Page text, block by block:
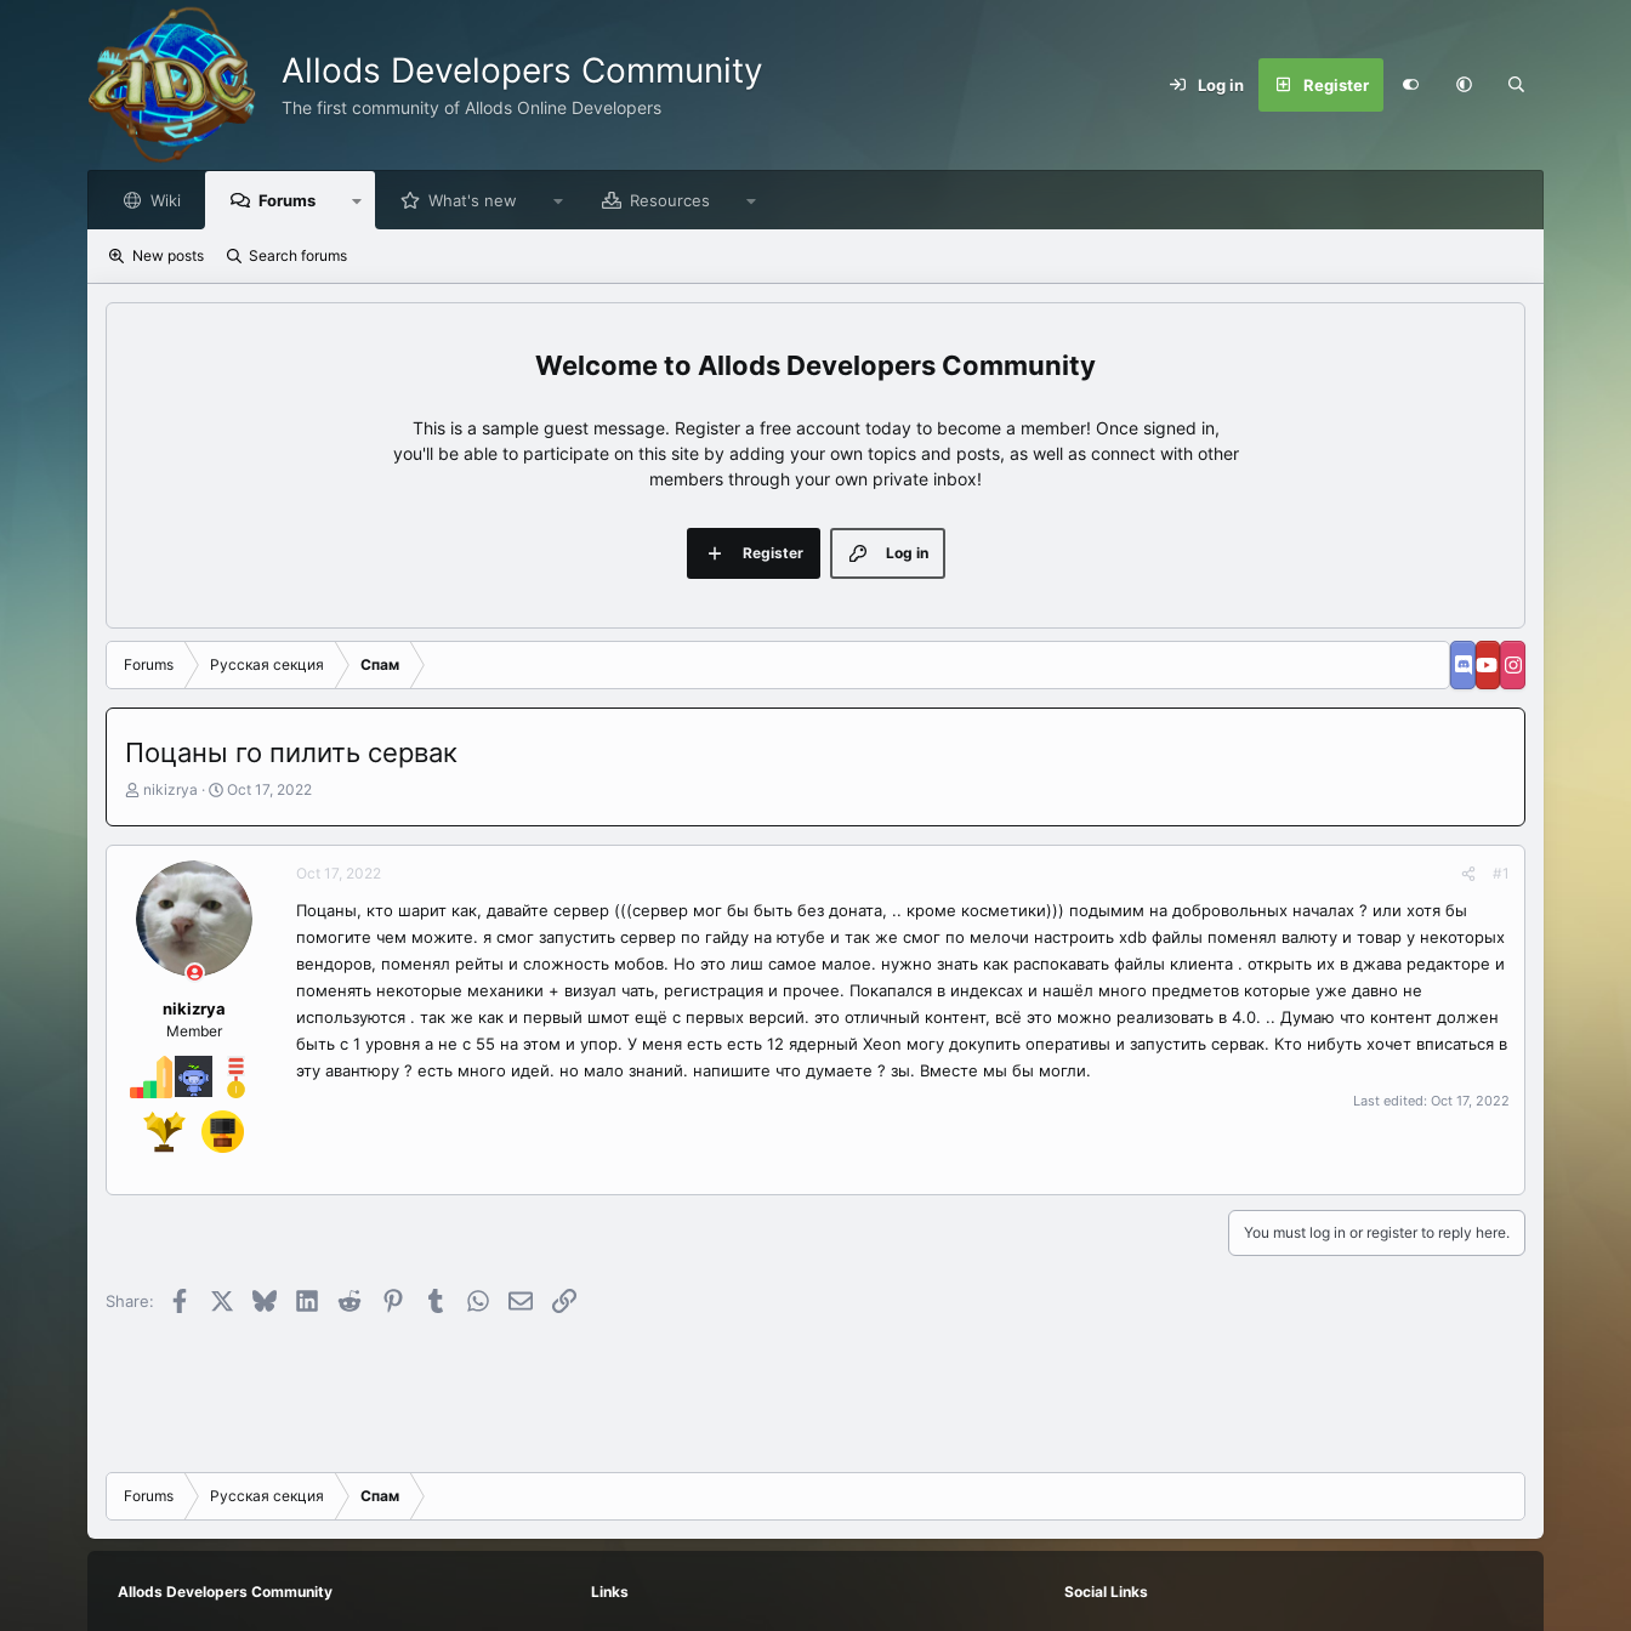
Allods Developers Community
The first community of Allods Online Developers
Log in Register
Wiki Forums What's new Resources
New posts Search forums
Allods Developers Community
This is a sample guest message. Register a free account today to become a member! Once signed in,
you'll be able to participate on this site by adding your own topics and posts, as well as connect with other
members through your own private inbox!
Log in
Register
Forums Русская секция Спам
Поцаны го пилить сервак
T
r
d
s
t
nikizrya
S
a
t
d
e
Oct 17, 2022
nikizrya
Member
Oct 17, 2022 #1
Поцаны, кто шарит как, давайте сервер (((сервер мог бы быть без доната, .. кроме косметики))) подымим на добровольных началах ? или хотя бы
помогите чем можите. я смог запустить сервер по гайду на ютубе и так же смог по мелочи настроить xdb файлы поменял валюту и товар у некоторых
вендоров, поменял рейты и сложность мобов. Но это лиш самое малое. нужно знать как распокавать файлы клиента . открыть их в джава редакторе и
поменять некоторые механики + визуал чать, регистрация и прочее. Покапался в индексах и нашёл много предметов которые уже давно не
используются . так же как и первый шмот ещё с первых версий. это отличный контент, всё это можно реализовать в 4.0. .. Думаю что контент должен
быть с 1 уровня а не с 55 на этом и упор. У меня есть есть 12 ядерный Xeon могу докупить оперативы и запустить сервак. Кто нибуть хочет вписаться в
эту авантюру ? есть много идей. но мало знаний. напишите что думаете ? зы. Вместе мы бы могли.
Last edited: Oct 17, 2022
You must log in or register to reply here.
Share: Facebook Bluesky LinkedInReddit PinterestTumblr WhatsApp
Email Link
Forums Русская секция Спам
Allods Developers Community Links Social Links